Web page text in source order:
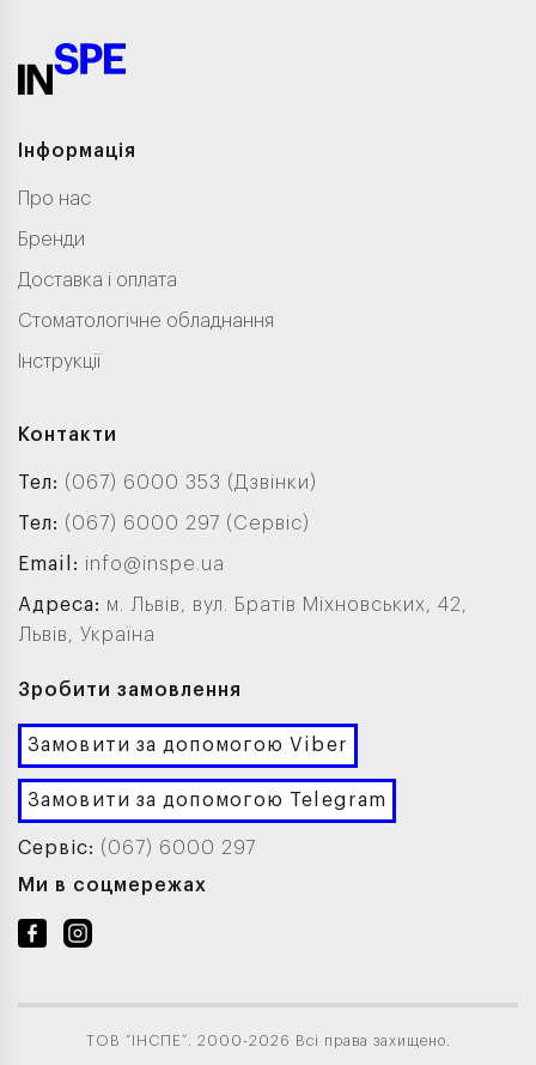
Інформація
Про нас
Бренди
Доставка і оплата
Стоматологічне обладнання
Інструкції
Контакти
Тел: (067) 6000 353 (Дзвінки)
Тел: (067) 6000 297 (Сервіс)
Email: info@inspe.ua
Адреса: м. Львів, вул. Братів Міхновських, 42,
Львів, Україна
Зробити замовлення
Замовити за допомогою Viber
Замовити за допомогою Telegram
Сервіс: (067) 6000 297
Ми в соцмережах
ТОВ “ІНСПЕ”. 2000-2026 Всі права захищено.